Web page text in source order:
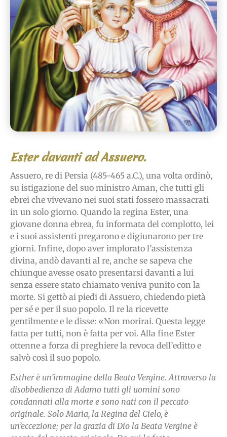
Ester davanti ad Assuero.
Assuero, re di Persia (485-465 a.C.), una volta ordinò,
su istigazione del suo ministro Aman, che tutti gli
ebrei che vivevano nei suoi stati fossero massacrati
in un solo giorno. Quando la regina Ester, una
giovane donna ebrea, fu informata del complotto, lei
e i suoi assistenti pregarono e digiunarono per tre
giorni. Infine, dopo aver implorato l’assistenza
divina, andò davanti al re, anche se sapeva che
chiunque avesse osato presentarsi davanti a lui
senza essere stato chiamato veniva punito con la
morte. Si gettò ai piedi di Assuero, chiedendo pietà
per sé e per il suo popolo. Il re la ricevette
gentilmente e le disse: «Non morirai. Questa legge
fatta per tutti, non è fatta per voi. Alla fine Ester
ottenne a forza di preghiere la revoca dell’editto e
salvò così il suo popolo.
Esther è un’immagine della Beata Vergine. Attraverso la
disobbedienza di Adamo tutti gli uomini sono
condannati alla morte e sono nati con il peccato
originale. Solo Maria, la Regina del Cielo, è
un’eccezione; per la grazia di Dio la Beata Vergine è